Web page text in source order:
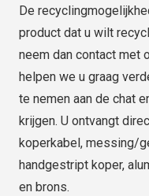
De
product dat u wilt
neem dan contact met
helpen we u graag
te nemen aan de chat
krijgen. U ontvangt
koperkabel, messing/
handgestript koper,
en brons.